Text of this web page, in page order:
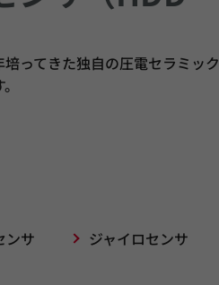
ってきた独自の圧電セラミッ
ンサ ジャイロセンサ